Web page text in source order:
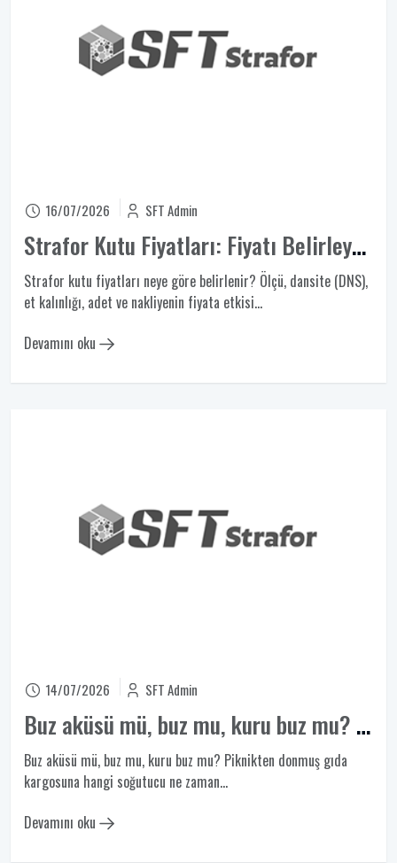
16/07/2026 SFT Admin
Strafor Kutu Fiyatları: Fiyatı Belirleyen 6 Etken
Strafor kutu fiyatları neye göre belirlenir? Ölçü, dansite (DNS),
et kalınlığı, adet ve nakliyenin fiyata etkisi...
Devamını oku
14/07/2026 SFT Admin
Buz aküsü mü, buz mu, kuru buz mu? Fizik hesabıyla kıyas
Buz aküsü mü, buz mu, kuru buz mu? Piknikten donmuş gıda
kargosuna hangi soğutucu ne zaman...
Devamını oku